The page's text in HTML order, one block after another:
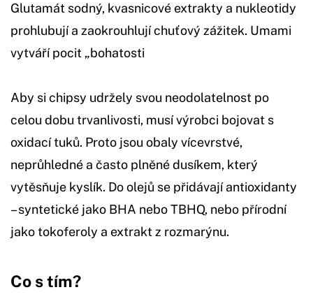
Glutamát sodný, kvasnicové extrakty a nukleotidy
prohlubují a zaokrouhlují chuťový zážitek. Umami
vytváří pocit „bohatosti
Aby si chipsy udržely svou neodolatelnost po
celou dobu trvanlivosti, musí výrobci bojovat s
oxidací tuků. Proto jsou obaly vícevrstvé,
neprůhledné a často plněné dusíkem, který
vytěsňuje kyslík. Do olejů se přidávají antioxidanty
– syntetické jako BHA nebo TBHQ, nebo přírodní
jako tokoferoly a extrakt z rozmarýnu.
Co s tím?